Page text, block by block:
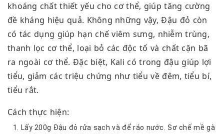
khoáng chất thiết yếu cho cơ thể, giúp tăng cường
đề kháng hiệu quả. Không những vậy, Đậu đỏ còn
có tác dụng giúp hạn chế viêm sưng, nhiễm trùng,
thanh lọc cơ thể, loại bỏ các độc tố và chất cặn bã
ra ngoài cơ thể. Đặc biệt, Kali có trong đậu giúp lợi
tiểu, giảm các triệu chứng như tiểu về đêm, tiểu bí,
tiểu rắt.
Cách thực hiện:
Lấy 200g Đậu đỏ rửa sạch và để ráo nước. Sơ chế mề gà